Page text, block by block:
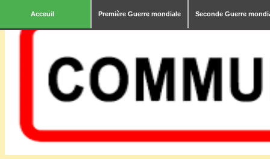
Acceuil Première Guerre mondiale Seconde Guerre